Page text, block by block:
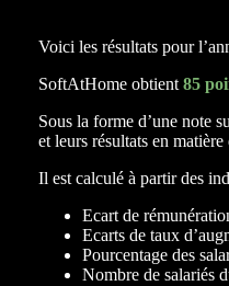
Voici les résultats pour
SoftAtHome obtient 85
Sous la forme d’une note
et leurs résultats en
Il est calculé à partir des
Ecart de
Ecarts de taux
Pourcentage des
Nombre de salariés